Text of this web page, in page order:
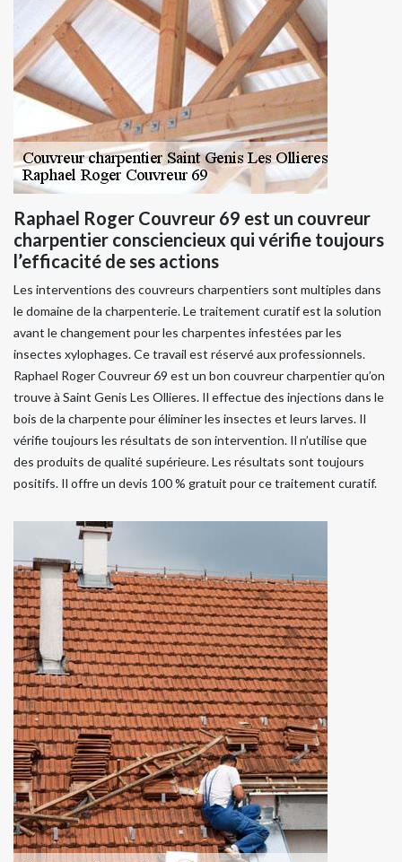
Raphael Roger Couvreur 69 est un couvreur
charpentier consciencieux qui vérifie toujours
l’efficacité de ses actions
Les interventions des couvreurs charpentiers sont multiples dans
le domaine de la charpenterie. Le traitement curatif est la solution
avant le changement pour les charpentes infestées par les
insectes xylophages. Ce travail est réservé aux professionnels.
Raphael Roger Couvreur 69 est un bon couvreur charpentier qu’on
trouve à Saint Genis Les Ollieres. Il effectue des injections dans le
bois de la charpente pour éliminer les insectes et leurs larves. Il
vérifie toujours les résultats de son intervention. Il n’utilise que
des produits de qualité supérieure. Les résultats sont toujours
positifs. Il offre un devis 100 % gratuit pour ce traitement curatif.